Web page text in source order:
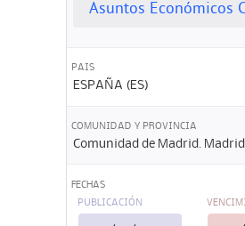
Asuntos Económicos
PAIS
ESPAÑA (ES)
COMUNIDAD Y PROVINCIA
Comunidad de Madrid. Madrid
FECHAS
PUBLICACIÓN